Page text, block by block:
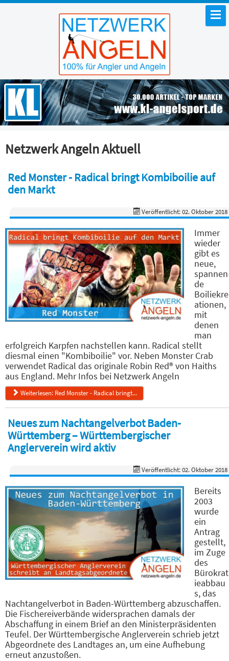
Netzwerk Angeln Aktuell
Red Monster - Radical bringt Kombiboilie auf
den Markt
Veröffentlicht: 02. Oktober 2018
Immer
wieder
gibt es
neue,
spannen
de
Boiliekre
ationen,
mit
denen
man
erfolgreich Karpfen nachstellen kann. Radical stellt
diesmal einen "Kombiboilie" vor. Neben Monster Crab
verwendet Radical das originale Robin Red® von Haiths
aus England. Mehr Infos bei Netzwerk Angeln
Weiterlesen: Red Monster - Radical bringt...
Neues zum Nachtangelverbot Baden-
Württemberg – Württembergischer
Anglerverein wird aktiv
Veröffentlicht: 02. Oktober 2018
Bereits
2003
wurde
ein
Antrag
gestellt,
im Zuge
des
Bürokrat
ieabbau
s, das
Nachtangelverbot in Baden-Württemberg abzuschaffen.
Die Fischereiverbände widersprachen damals der
Abschaffung in einem Brief an den Ministerpräsidenten
Teufel. Der Württembergische Anglerverein schrieb jetzt
Abgeordnete des Landtages an, um eine Aufhebung
erneut anzustoßen.